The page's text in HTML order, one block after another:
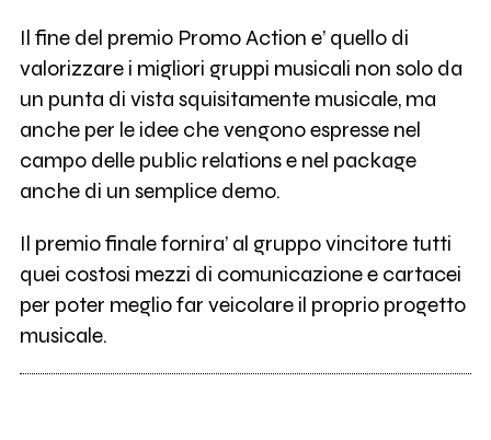
Il fine del premio Promo Action e’ quello di
valorizzare i migliori gruppi musicali non solo da
un punta di vista squisitamente musicale, ma
anche per le idee che vengono espresse nel
campo delle public relations e nel package
anche di un semplice demo.
Il premio finale fornira’ al gruppo vincitore tutti
quei costosi mezzi di comunicazione e cartacei
per poter meglio far veicolare il proprio progetto
musicale.